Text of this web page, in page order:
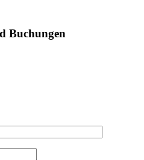
Buchungen